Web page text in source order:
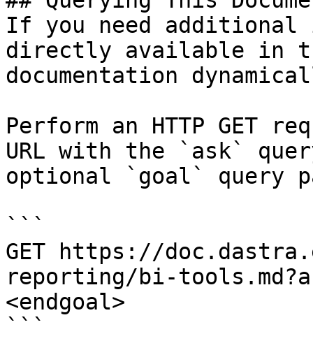
If you need
directly available in
documentation
Perform an HTTP GET
URL with the `ask`
optional `goal` query
```
GET https://
reporting/bi-
<endgoal>
```